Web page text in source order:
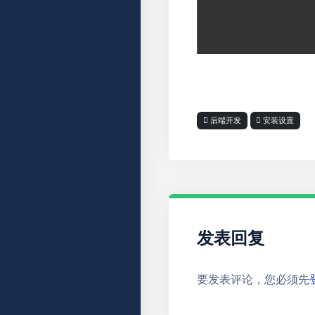
后端开发 安装设置
发表回复
要发表评论，您必须先